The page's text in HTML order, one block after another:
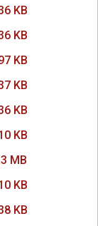
KB
KB
KB
KB
KB
KB
MB
KB
KB